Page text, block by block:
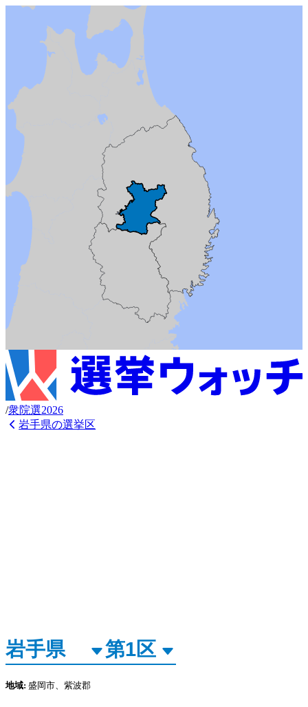
/衆院選2026
岩手県の選挙区
地域: 盛岡市、紫波郡